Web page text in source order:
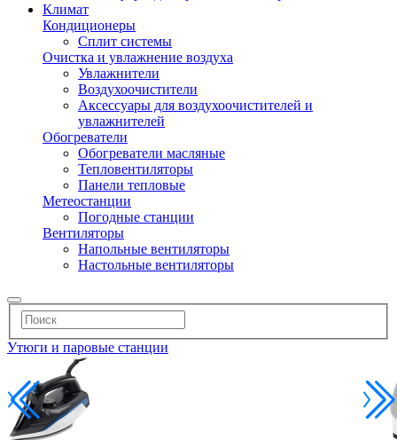
Климат
Кондиционеры
Сплит системы
Очистка и увлажнение воздуха
Увлажнители
Воздухоочистители
Аксессуары для воздухоочистителей и
увлажнителей
Обогреватели
Обогреватели масляные
Тепловентиляторы
Панели тепловые
Метеостанции
Погодные станции
Вентиляторы
Напольные вентиляторы
Настольные вентиляторы
Утюги и паровые станции